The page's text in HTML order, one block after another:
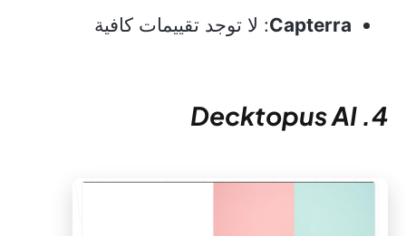
Capterra: لا توجد تقييمات كافية
4. Decktopus AI